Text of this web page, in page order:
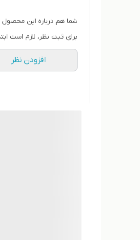
شما هم درباره این محصول
برای ثبت نظر، لازم است
افزودن نظر